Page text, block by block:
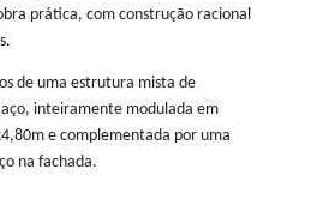
prática, com construção racional
de uma estrutura mista de
inteiramente modulada em
e complementada por uma
na fachada.